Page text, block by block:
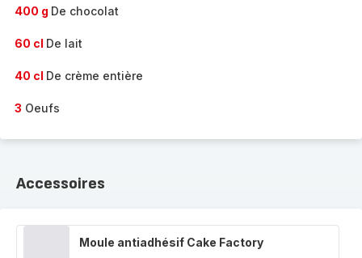
400 g De chocolat
60 cl De lait
40 cl De crème entière
3 Oeufs
Accessoires
Moule antiadhésif Cake Factory